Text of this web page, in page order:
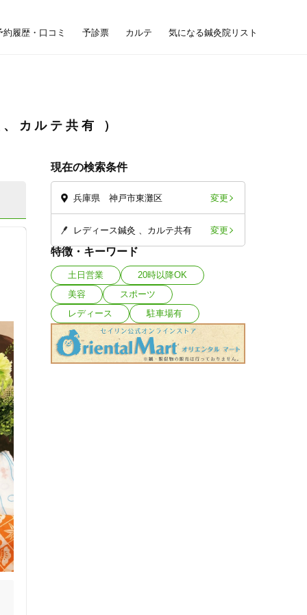
約履歴・口コミ 予診票 カルテ 気になる鍼灸院リスト
カルテ共有
現在の検索条件
兵庫県 神戸市東灘区 変更
レディース鍼灸 カルテ共有 変更
特徴・キーワード
土日営業
20時以降OK
美容
スポーツ
レディース
駐車場有